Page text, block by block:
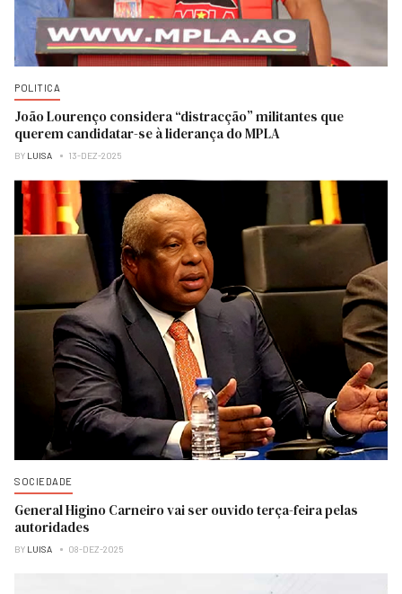
POLITICA
João Lourenço considera “distracção” militantes que
querem candidatar-se à liderança do MPLA
BY LUISA 13-DEZ-2025
SOCIEDADE
General Higino Carneiro vai ser ouvido terça-feira pelas
autoridades
BY LUISA 08-DEZ-2025